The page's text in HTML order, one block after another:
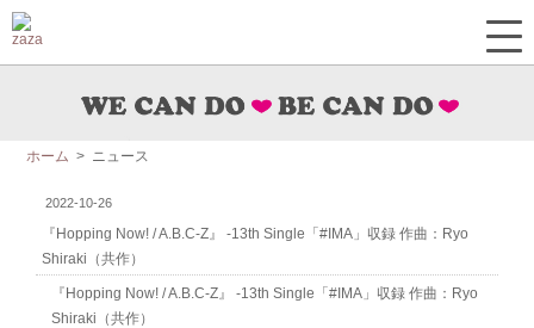
ホーム > ニュース
2022-10-26
『Hopping Now! / A.B.C-Z』 -13th Single「#IMA」収録 作曲：Ryo
Shiraki（共作）
『Hopping Now! / A.B.C-Z』 -13th Single「#IMA」収録 作曲：Ryo
Shiraki（共作）